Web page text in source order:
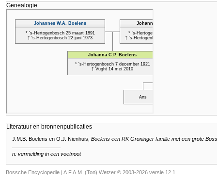
Genealogie
Literatuur en bronnenpublicaties
J.M.B. Boelens en O.J. Nienhuis, Boelens een RK Groninger familie met een grote
n: vermelding in een voetnoot
Bossche Encyclopedie | A.F.A.M. (Ton) Wetzer © 2003-2026 versie 12.1